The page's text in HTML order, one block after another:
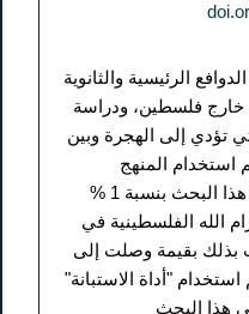
الرئيسية والثانوية
خارج فلسطين، ودراسة
تؤدي إلى الهجرة وبين
استخدام المنهج
الوصفي التحليلي، وتم أخذ عينة هذا البحث بنسبة 1 %
الله الفلسطينية في
حيث بلغت بذلك بقيمة وصلت إلى
استخدام "أداة الاستبانة"
هذا البحث